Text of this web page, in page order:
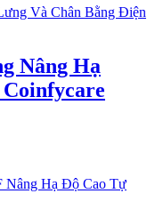
Nâng Hạ